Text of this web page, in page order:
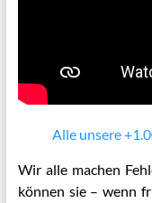
Alle unsere
Wir alle machen
können sie – wenn